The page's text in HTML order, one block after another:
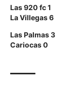
Las 920 fc 1
La Villegas 6
Las Palmas 3
Cariocas 0